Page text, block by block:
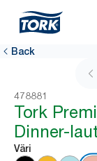
Back
478881
Tork
Dinner-
Väri